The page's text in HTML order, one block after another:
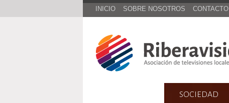
INICIO SOBRE NOSOTROS CONTACTO
SOCIEDAD